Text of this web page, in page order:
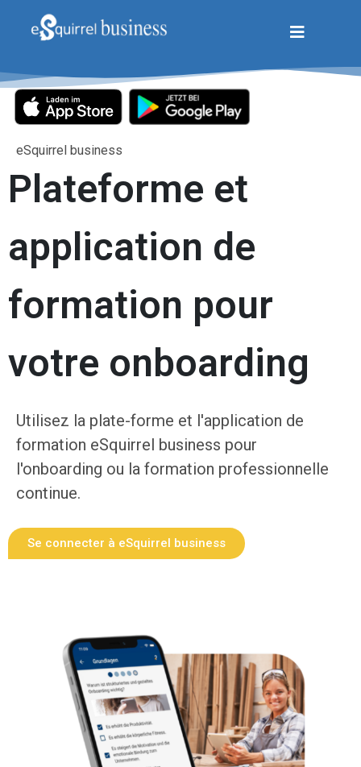
eSquirrel business
Plateforme et
application de
formation pour
votre onboarding
Utilisez la plate-forme et l'application de
formation eSquirrel business pour
l'onboarding ou la formation professionnelle
continue.
Se connecter à eSquirrel business